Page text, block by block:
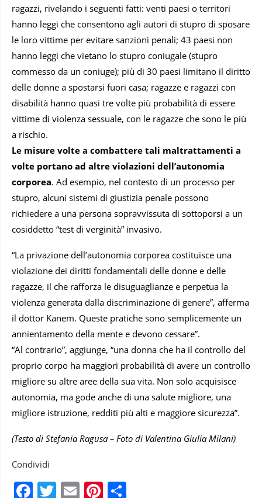
ragazzi, rivelando i seguenti fatti: venti paesi o territori
hanno leggi che consentono agli autori di stupro di sposare
le loro vittime per evitare sanzioni penali; 43 paesi non
hanno leggi che vietano lo stupro coniugale (stupro
commesso da un coniuge); più di 30 paesi limitano il diritto
delle donne a spostarsi fuori casa; ragazze e ragazzi con
disabilità hanno quasi tre volte più probabilità di essere
vittime di violenza sessuale, con le ragazze che sono le più
a rischio.
Le misure volte a combattere tali maltrattamenti a
volte portano ad altre violazioni dell’autonomia
corporea. Ad esempio, nel contesto di un processo per
stupro, alcuni sistemi di giustizia penale possono
richiedere a una persona sopravvissuta di sottoporsi a un
cosiddetto “test di verginità” invasivo.
“La privazione dell’autonomia corporea costituisce una
violazione dei diritti fondamentali delle donne e delle
ragazze, il che rafforza le disuguaglianze e perpetua la
violenza generata dalla discriminazione di genere”, afferma
il dottor Kanem. Queste pratiche sono semplicemente un
annientamento della mente e devono cessare”.
“Al contrario”, aggiunge, “una donna che ha il controllo del
proprio corpo ha maggiori probabilità di avere un controllo
migliore su altre aree della sua vita. Non solo acquisisce
autonomia, ma gode anche di una salute migliore, una
migliore istruzione, redditi più alti e maggiore sicurezza”.
(Testo di Stefania Ragusa – Foto di Valentina Giulia Milani)
Condividi
Facebook
Twitter
EmailPinterest